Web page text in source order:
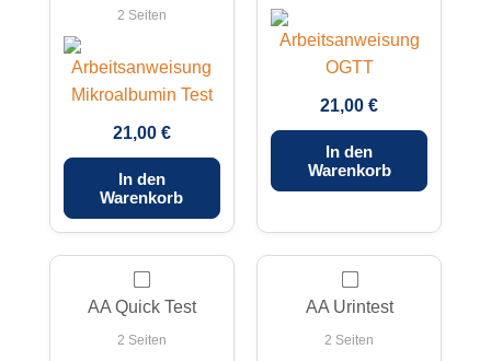
2 Seiten
21,00 €
In den
Warenkorb
21,00 €
In den
Warenkorb
AA Quick Test
2 Seiten
AA Urintest
2 Seiten